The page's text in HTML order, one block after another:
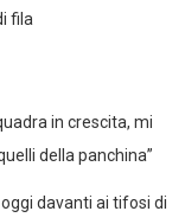
in crescita, mi
della panchina”
oggi davanti ai tifosi di